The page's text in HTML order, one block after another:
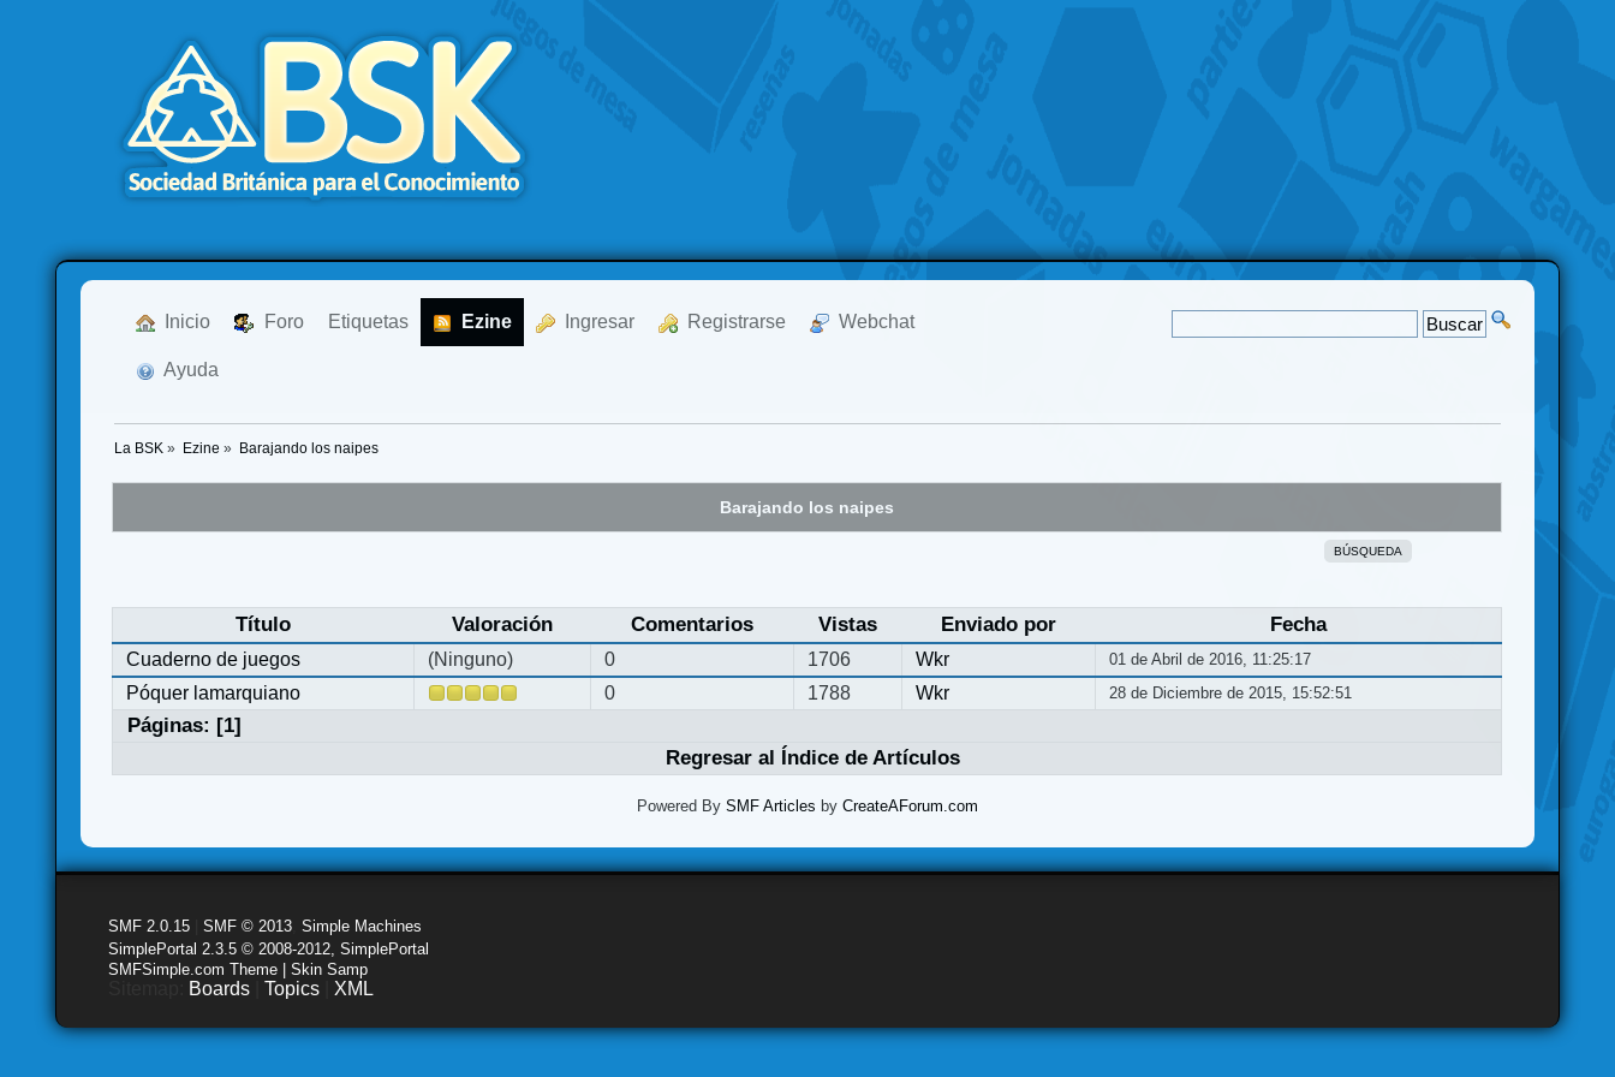
Inicio Foro Etiquetas Ezine Ingresar Registrarse Webchat
Ayuda
La BSK » Ezine » Barajando los naipes
Barajando los naipes
BÚSQUEDA
Título Valoración Comentarios Vistas Enviado por Fecha
Cuaderno de juegos (Ninguno) 0 1706 Wkr 01 de Abril de 2016, 11:25:17
Póquer lamarquiano 0 1788 Wkr 28 de Diciembre de 2015, 15:52:51
Páginas: [1]
Regresar al Índice de Artículos
Powered By SMF Articles by CreateAForum.com
SMF 2.0.15 |SMF © 2013 ,Simple Machines
SimplePortal 2.3.5 © 2008-2012, SimplePortal
SMFSimple.com Theme | Skin Samp
Boards |Topics XML